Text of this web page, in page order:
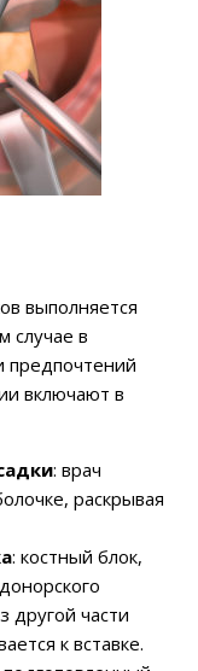
выполняется
случае в
предпочтений
включают в
: врач
раскрывая
: костный блок,
другой части
к вставке.